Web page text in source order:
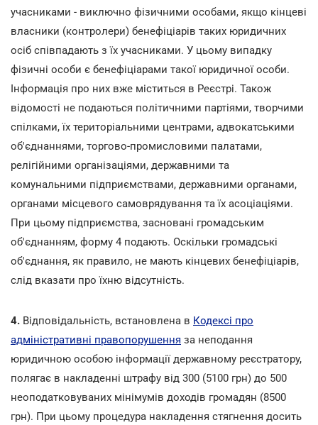
учасниками - виключно фізичними особами, якщо кінцеві
власники (контролери) бенефіціарів таких юридичних
осіб співпадають з їх учасниками. У цьому випадку
фізичні особи є бенефіціарами такої юридичної особи.
Інформація про них вже міститься в Реєстрі. Також
відомості не подаються політичними партіями, творчими
спілками, їх територіальними центрами, адвокатськими
об'єднаннями, торгово-промисловими палатами,
релігійними організаціями, державними та
комунальними підприємствами, державними органами,
органами місцевого самоврядування та їх асоціаціями.
При цьому підприємства, засновані громадським
об'єднанням, форму 4 подають. Оскільки громадські
об'єднання, як правило, не мають кінцевих бенефіціарів,
слід вказати про їхню відсутність.
4. Відповідальність, встановлена в Кодексі про
адміністративні правопорушення за неподання
юридичною особою інформації державному реєстратору,
полягає в накладенні штрафу від 300 (5100 грн) до 500
неоподатковуваних мінімумів доходів громадян (8500
грн). При цьому процедура накладення стягнення досить